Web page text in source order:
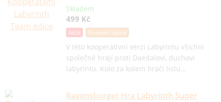
Skladem
499 Kč
Akce Poslední šance
V této kooperativní verzi Labyrintu všichni
společně hrají proti Daedalovi, duchovi
labyrintu. Kolo za kolem hráči listu…
Ravensburger Hra Labyrinth Super